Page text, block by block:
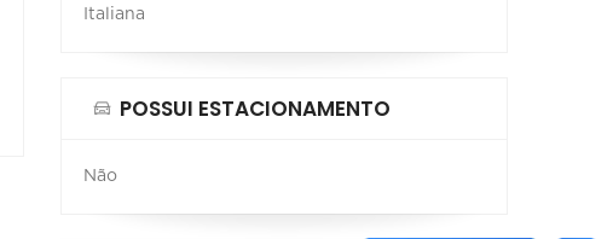
Italiana
POSSUI ESTACIONAMENTO
Não